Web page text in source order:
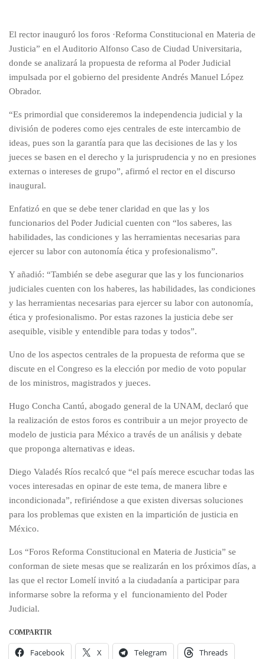
El rector inauguró los foros ·Reforma Constitucional en Materia de
Justicia” en el Auditorio Alfonso Caso de Ciudad Universitaria,
donde se analizará la propuesta de reforma al Poder Judicial
impulsada por el gobierno del presidente Andrés Manuel López
Obrador.
“Es primordial que consideremos la independencia judicial y la
división de poderes como ejes centrales de este intercambio de
ideas, pues son la garantía para que las decisiones de las y los
jueces se basen en el derecho y la jurisprudencia y no en presiones
externas o intereses de grupo”, afirmó el rector en el discurso
inaugural.
Enfatizó en que se debe tener claridad en que las y los
funcionarios del Poder Judicial cuenten con “los saberes, las
habilidades, las condiciones y las herramientas necesarias para
ejercer su labor con autonomía ética y profesionalismo”.
Y añadió: “También se debe asegurar que las y los funcionarios
judiciales cuenten con los haberes, las habilidades, las condiciones
y las herramientas necesarias para ejercer su labor con autonomía,
ética y profesionalismo. Por estas razones la justicia debe ser
asequible, visible y entendible para todas y todos”.
Uno de los aspectos centrales de la propuesta de reforma que se
discute en el Congreso es la elección por medio de voto popular
de los ministros, magistrados y jueces.
Hugo Concha Cantú, abogado general de la UNAM, declaró que
la realización de estos foros es contribuir a un mejor proyecto de
modelo de justicia para México a través de un análisis y debate
que proponga alternativas e ideas.
Diego Valadés Ríos recalcó que “el país merece escuchar todas las
voces interesadas en opinar de este tema, de manera libre e
incondicionada”, refiriéndose a que existen diversas soluciones
para los problemas que existen en la impartición de justicia en
México.
Los “Foros Reforma Constitucional en Materia de Justicia” se
conforman de siete mesas que se realizarán en los próximos días, a
las que el rector Lomelí invitó a la ciudadanía a participar para
informarse sobre la reforma y el funcionamiento del Poder
Judicial.
COMPARTIR
Facebook X Telegram Threads